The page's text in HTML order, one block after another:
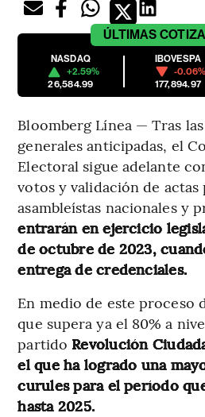
ÚLTIMAS
NASDAQ
+2.59%
26,584.99
IBOVESPA
-0.06%
177,894.97
Bloomberg Línea — Tras
generales anticipadas, el
Electoral sigue adelante
votos y validación de actas
asambleístas nacionales y
entrarán en ejercicio
de octubre de 2023,
entrega de credenciales.
En medio de este proceso
que supera ya el 80% a
partido Revolución
el que ha logrado una
curules para el período
hasta 2025.